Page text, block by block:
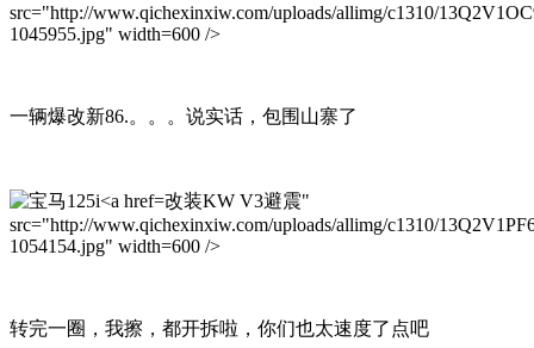
src="http://www.qichexinxiw.com/uploads/allimg/c1310/
1045955.jpg" width=600 />
一辆爆改新86.。。。说实话，包围山寨了
改装KW V3避震"
src="http://www.qichexinxiw.com/uploads/allimg/c1310/
1054154.jpg" width=600 />
转完一圈，我擦，都开拆啦，你们也太速度了点吧